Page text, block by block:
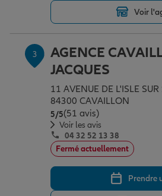
Assurance scolaire
Protection juridique
Retraite
Voir
3
AGENCE
JACQUES
11 AVENUE DE L'ISLE SUR
84300 CAVAILLON
5/5Note de 5 sur 5
(51 avis)
Voir les avis
04 32 52 13 38
Fermé actuellement
Prendre